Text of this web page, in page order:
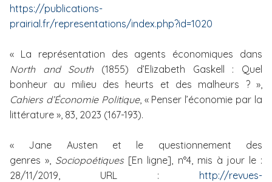
https://publications-
prairial.fr/representations/index.php?id=1020
« La représentation des agents économiques dans
North and South(1855) d’Elizabeth Gaskell : Quel
bonheur au milieu des heurts et des malheurs ? »,
Cahiers d’Économie Politique, « Penser l’économie par la
littérature », 83, 2023 (167-193).
« Jane Austen et le questionnement des
genres », Sociopoétiques [En ligne], n°4, mis à jour le :
28/11/2019, URL : http://revues-